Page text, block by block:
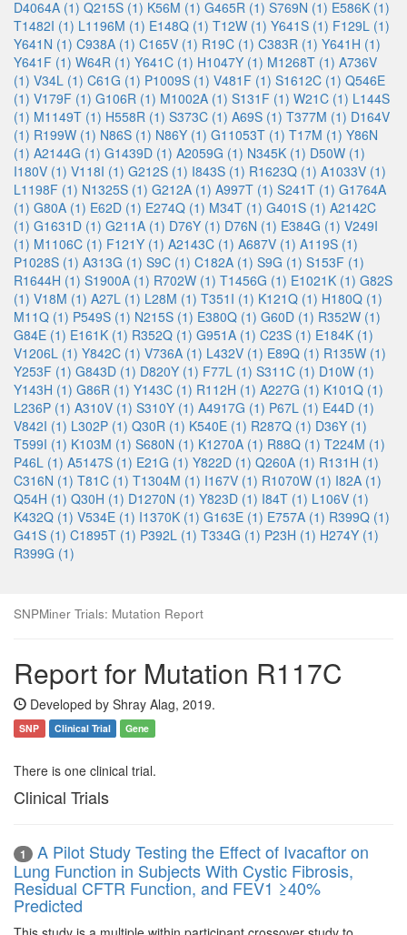
D4064A (1) Q215S (1) K56M (1) G465R (1) S769N (1) E586K (1)
T1482I (1) L1196M (1) E148Q (1) T12W (1) Y641S (1) F129L (1)
Y641N (1) C938A (1) C165V (1) R19C (1) C383R (1) Y641H (1)
Y641F (1) W64R (1) Y641C (1) H1047Y (1) M1268T (1) A736V
(1) V34L (1) C61G (1) P1009S (1) V481F (1) S1612C (1) Q546E
(1) V179F (1) G106R (1) M1002A (1) S131F (1) W21C (1) L144S
(1) M1149T (1) H558R (1) S373C (1) A69S (1) T377M (1) D164V
(1) R199W (1) N86S (1) N86Y (1) G11053T (1) T17M (1) Y86N
(1) A2144G (1) G1439D (1) A2059G (1) N345K (1) D50W (1)
I180V (1) V118I (1) G212S (1) I843S (1) R1623Q (1) A1033V (1)
L1198F (1) N1325S (1) G212A (1) A997T (1) S241T (1) G1764A
(1) G80A (1) E62D (1) E274Q (1) M34T (1) G401S (1) A2142C
(1) G1631D (1) G211A (1) D76Y (1) D76N (1) E384G (1) V249I
(1) M1106C (1) F121Y (1) A2143C (1) A687V (1) A119S (1)
P1028S (1) A313G (1) S9C (1) C182A (1) S9G (1) S153F (1)
R1644H (1) S1900A (1) R702W (1) T1456G (1) E1021K (1) G82S
(1) V18M (1) A27L (1) L28M (1) T351I (1) K121Q (1) H180Q (1)
M11Q (1) P549S (1) N215S (1) E380Q (1) G60D (1) R352W (1)
G84E (1) E161K (1) R352Q (1) G951A (1) C23S (1) E184K (1)
V1206L (1) Y842C (1) V736A (1) L432V (1) E89Q (1) R135W (1)
Y253F (1) G843D (1) D820Y (1) F77L (1) S311C (1) D10W (1)
Y143H (1) G86R (1) Y143C (1) R112H (1) A227G (1) K101Q (1)
L236P (1) A310V (1) S310Y (1) A4917G (1) P67L (1) E44D (1)
V842I (1) L302P (1) Q30R (1) K540E (1) R287Q (1) D36Y (1)
T599I (1) K103M (1) S680N (1) K1270A (1) R88Q (1) T224M (1)
P46L (1) A5147S (1) E21G (1) Y822D (1) Q260A (1) R131H (1)
C316N (1) T81C (1) T1304M (1) I167V (1) R1070W (1) I82A (1)
Q54H (1) Q30H (1) D1270N (1) Y823D (1) I84T (1) L106V (1)
K432Q (1) V534E (1) I1370K (1) G163E (1) E757A (1) R399Q (1)
G41S (1) C1895T (1) P392L (1) T334G (1) P23H (1) H274Y (1)
R399G (1)
SNPMiner Trials: Mutation Report
Report for Mutation R117C
Developed by Shray Alag, 2019.
SNP Clinical Trial Gene
There is one clinical trial.
Clinical Trials
1
A Pilot Study Testing the Effect of Ivacaftor on
Lung Function in Subjects With Cystic Fibrosis,
Residual CFTR Function, and FEV1 ≥40%
Predicted